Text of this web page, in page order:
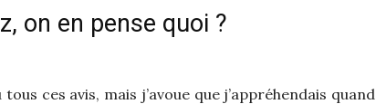
on en pense quoi ?
ces avis, mais j’avoue que j’appréhendais quand